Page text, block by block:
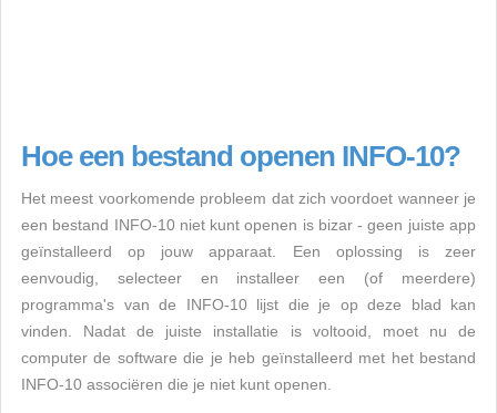
Hoe een bestand openen INFO-10?
Het meest voorkomende probleem dat zich voordoet wanneer je
een bestand INFO-10 niet kunt openen is bizar - geen juiste app
geïnstalleerd op jouw apparaat. Een oplossing is zeer
eenvoudig, selecteer en installeer een (of meerdere)
programma's van de INFO-10 lijst die je op deze blad kan
vinden. Nadat de juiste installatie is voltooid, moet nu de
computer de software die je heb geïnstalleerd met het bestand
INFO-10 associëren die je niet kunt openen.